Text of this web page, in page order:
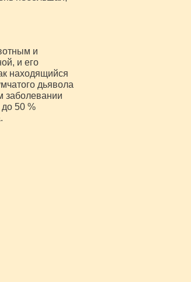
и
и его
находящийся
дьявола
заболевании
50 %